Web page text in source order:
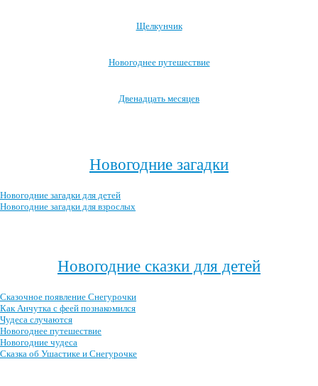
Щелкунчик
Новогоднее путешествие
Двенадцать месяцев
Новогодние загадки
Новогодние загадки для детей
Новогодние загадки для взрослых
Новогодние сказки для детей
Сказочное появление Снегурочки
Как Анчутка с феей познакомился
Чудеса случаются
Новогоднее путешествие
Новогодние чудеса
Сказка об Ушастике и Снегурочке